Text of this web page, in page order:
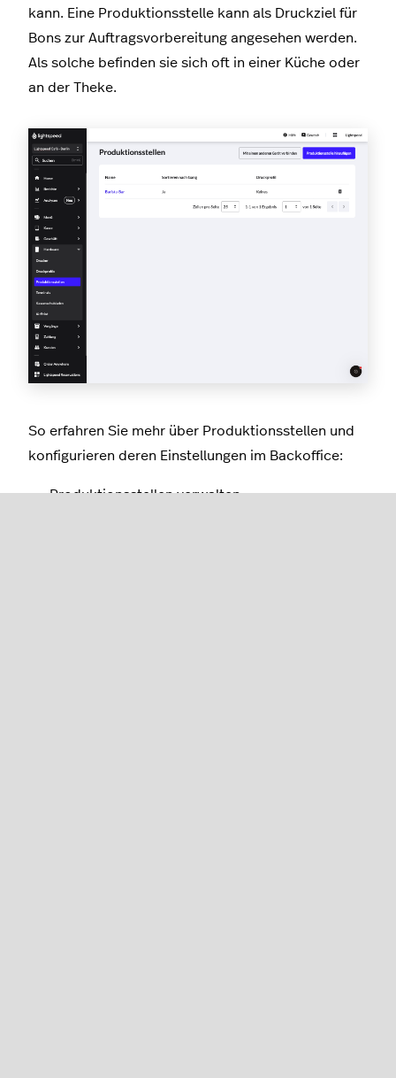
kann. Eine Produktionsstelle kann als Druckziel für
Bons zur Auftragsvorbereitung angesehen werden.
Als solche befinden sie sich oft in einer Küche oder
an der Theke.
So erfahren Sie mehr über Produktionsstellen und
konfigurieren deren Einstellungen im Backoffice:
Produktionsstellen verwalten